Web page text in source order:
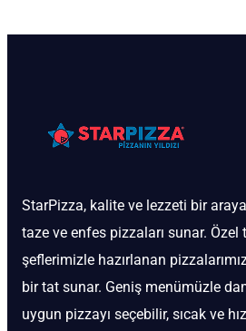
StarPizza, kalite ve lezzeti bir
taze ve enfes pizzaları sunar.
şeflerimizle hazırlanan
bir tat sunar. Geniş menümüzle
uygun pizzayı seçebilir, sıcak ve